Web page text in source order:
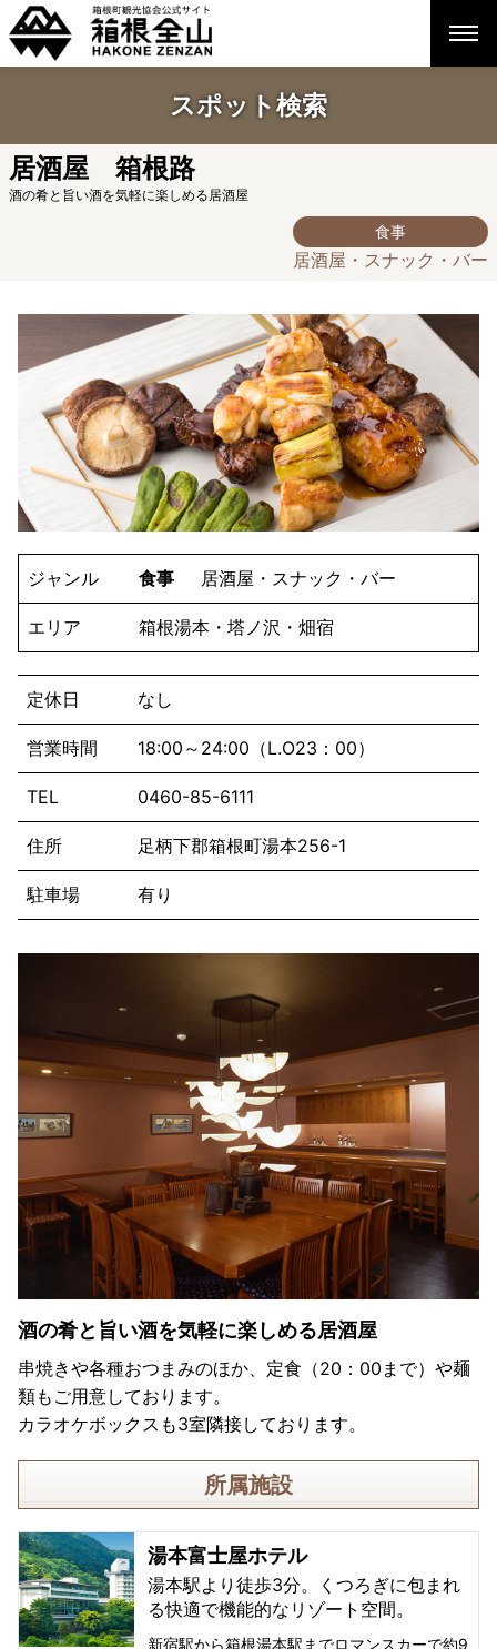
スポット検索
居酒屋 箱根路
酒の肴と旨い酒を気軽に楽しめる居酒屋
食事
居酒屋・スナック・バー
ジャンル 食事 居酒屋・スナック・バー
エリア 箱根湯本・塔ノ沢・畑宿
定休日 なし
営業時間 18:00～24:00（L.O23：00）
TEL 0460-85-6111
住所 足柄下郡箱根町湯本256-1
駐車場 有り
酒の肴と旨い酒を気軽に楽しめる居酒屋
串焼きや各種おつまみのほか、定食（20：00まで）や麺
類もご用意しております。
カラオケボックスも3室隣接しております。
所属施設
湯本富士屋ホテル
湯本駅より徒歩3分。くつろぎに包まれ
る快適で機能的なリゾート空間。
新宿駅から箱根湯本駅までロマンスカーで約9